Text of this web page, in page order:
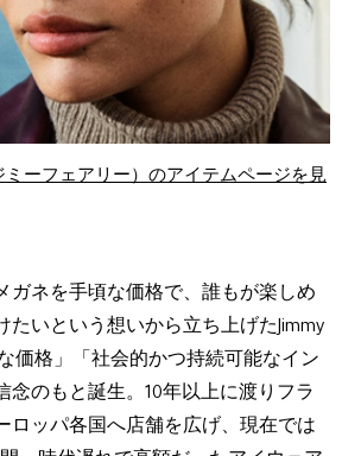
ミーフェアリー）のアイテムページを見
ガネを手頃な価格で、誰もが楽しめ
たいという想いから立ち上げたJimmy
価格」「社会的かつ持続可能なイン
念のもと誕生。10年以上に渡りフラ
ロッパ各国へ店舗を広げ、現在では